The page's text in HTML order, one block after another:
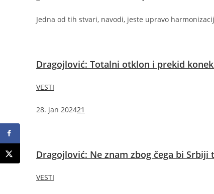
Jedna od tih stvari, navodi, jeste upravo
Dragojlović: Totalni otklon i prekid
VESTI
28. jan 202421
Dragojlović: Ne znam zbog čega bi
VESTI